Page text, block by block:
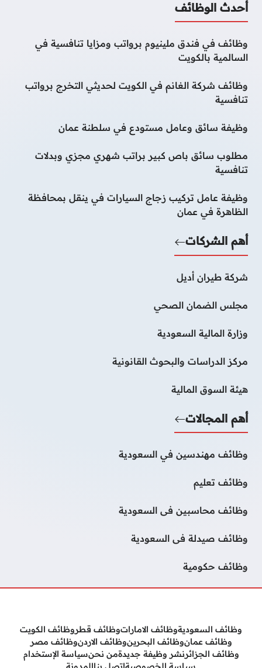
أحدث الوظائف
وظائف في فندق ملينيوم برواتب ومزايا تنافسية في
السالمية بالكويت
وظائف شركة الغانم في الكويت لحديثي التخرج برواتب
تنافسية
وظيفة سائق وعامل مستودع في سلطنة عمان
مطلوب سائق باص كبير براتب شهري مجزي وبدلات
تنافسية
وظيفة عامل تركيب زجاج السيارات في ينقل بمحافظة
الظاهرة في عمان
أهم الشركات
شركة طيران أديل
مجلس الضمان الصحي
وزارة المالية السعودية
مركز الدراسات والبحوث القانونية
هيئة السوق المالية
أهم المجالات
وظائف مهندسين في السعودية
وظائف تعليم
وظائف محاسبين فى السعودية
وظائف صيدلة فى السعودية
وظائف حكومية
وظائف السعوديةوظائف الاماراتوظائف قطروظائف الكويت
وظائف عمانوظائف البحرينوظائف الاردنوظائف مصر
وظائف الجزائرنشر وظيفة جديدةمن نحنسياسة الإستخدام